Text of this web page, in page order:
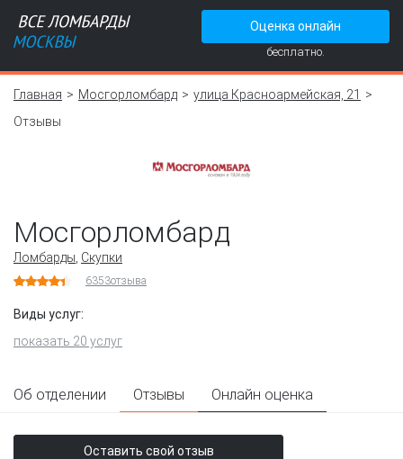
Оценка онлайн
бесплатно.
Главная Мосгорломбард
улица Красноармейская, 21
Отзывы
Мосгорломбард
Ломбарды Скупки
6353отзыва
Виды услуг:
показать 20 услуг
Об отделении Отзывы Онлайн оценка
Оставить свой отзыв